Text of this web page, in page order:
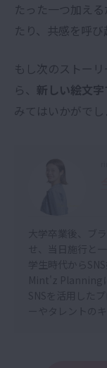
たった一つ加え
たり、共感を呼
もし次のストー
ら、 新しい絵文
みてはいかがでし